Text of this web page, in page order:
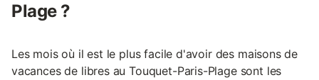
Plage ?
Les mois où il est le plus facile d'avoir des maisons de
vacances de libres au Touquet-Paris-Plage sont les